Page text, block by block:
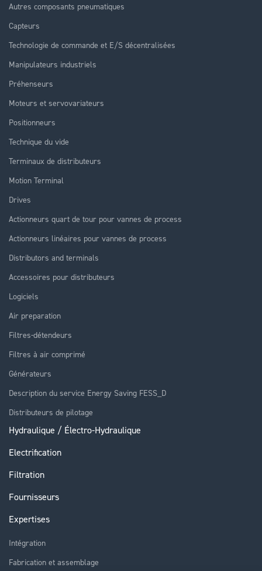
Autres composants pneumatiques
Capteurs
Technologie de commande et E/S décentralisées
Manipulateurs industriels
Préhenseurs
Moteurs et servovariateurs
Positionneurs
Technique du vide
Terminaux de distributeurs
Motion Terminal
Drives
Actionneurs quart de tour pour vannes de process
Actionneurs linéaires pour vannes de process
Distributors and terminals
Accessoires pour distributeurs
Logiciels
Air preparation
Filtres-détendeurs
Filtres à air comprimé
Générateurs
Description du service Energy Saving FESS_D
Distributeurs de pilotage
Hydraulique / Électro-Hydraulique
Electrification
Filtration
Fournisseurs
Expertises
Intégration
Fabrication et assemblage